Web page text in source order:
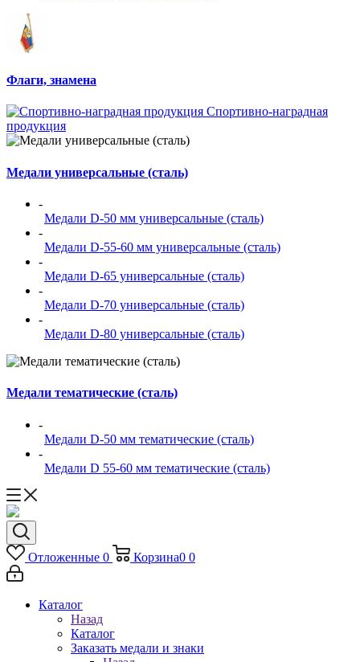
Флаги, знамена
Спортивно-наградная
продукция
Медали универсальные (сталь)
-
Медали D-50 мм универсальные (сталь)
-
Медали D-55-60 мм универсальные (сталь)
-
Медали D-65 универсальные (сталь)
-
Медали D-70 универсальные (сталь)
-
Медали D-80 универсальные (сталь)
Медали тематические (сталь)
-
Медали D-50 мм тематические (сталь)
-
Медали D 55-60 мм тематические (сталь)
Отложенные 0 Корзина0 0
Каталог
Назад
Каталог
Заказать медали и знаки